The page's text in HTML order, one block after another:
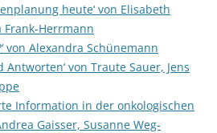
heute‘ von Elisabeth
Frank-Herrmann
von Alexandra Schünemann
Antworten‘ von Traute Sauer, Jens
Information in der onkologischen
Gaisser, Susanne Weg-